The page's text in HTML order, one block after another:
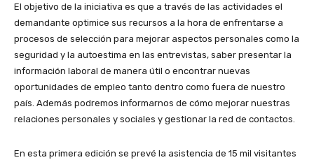
El objetivo de la iniciativa es que a través de las actividades el
demandante optimice sus recursos a la hora de enfrentarse a
procesos de selección para mejorar aspectos personales como la
seguridad y la autoestima en las entrevistas, saber presentar la
información laboral de manera útil o encontrar nuevas
oportunidades de empleo tanto dentro como fuera de nuestro
país. Además podremos informarnos de cómo mejorar nuestras
relaciones personales y sociales y gestionar la red de contactos.
En esta primera edición se prevé la asistencia de 15 mil visitantes